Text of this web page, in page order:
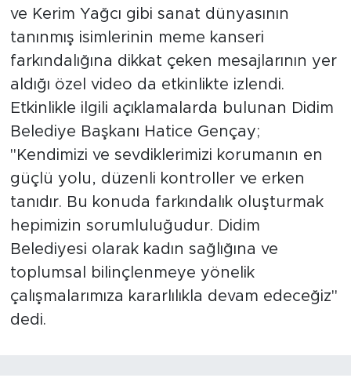
ve Kerim Yağcı gibi sanat dünyasının
tanınmış isimlerinin meme kanseri
farkındalığına dikkat çeken mesajlarının yer
aldığı özel video da etkinlikte izlendi.
Etkinlikle ilgili açıklamalarda bulunan Didim
Belediye Başkanı Hatice Gençay;
"Kendimizi ve sevdiklerimizi korumanın en
güçlü yolu, düzenli kontroller ve erken
tanıdır. Bu konuda farkındalık oluşturmak
hepimizin sorumluluğudur. Didim
Belediyesi olarak kadın sağlığına ve
toplumsal bilinçlenmeye yönelik
çalışmalarımıza kararlılıkla devam edeceğiz"
dedi.